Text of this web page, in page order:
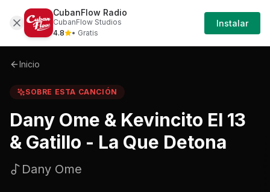
Sobre Dany-ome-kevincito-el-13-gatillo---
Iniciar
Sesión
Inicio
SOBRE ESTA CANCIÓN
Dany Ome & Kevincito El 13
& Gatillo - La Que Detona
Dany Ome
CubanFlow Radio
CubanFlow Studios
4.8
• Gratis
Instalar